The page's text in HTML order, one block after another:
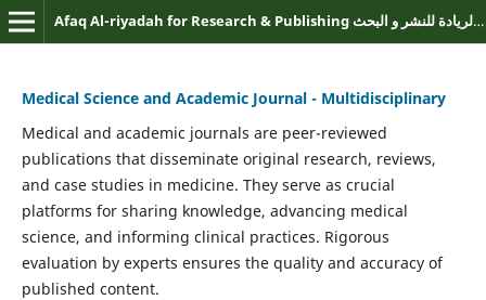
Afaq Al-riyadah for Research & Publishing افاق الريادة للنشر و البحث
Medical Science and Academic Journal - Multidisciplinary
Medical and academic journals are peer-reviewed
publications that disseminate original research, reviews,
and case studies in medicine. They serve as crucial
platforms for sharing knowledge, advancing medical
science, and informing clinical practices. Rigorous
evaluation by experts ensures the quality and accuracy of
published content.